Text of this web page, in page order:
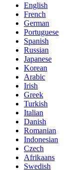
English
French
German
Portuguese
Spanish
Russian
Japanese
Korean
Arabic
Irish
Greek
Turkish
Italian
Danish
Romanian
Indonesian
Czech
Afrikaans
Swedish